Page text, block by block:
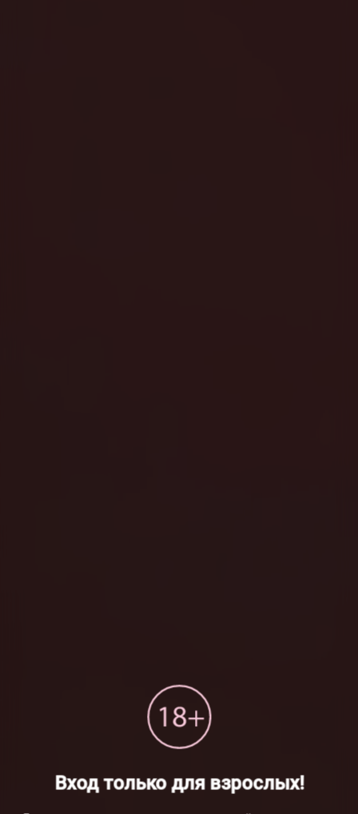
Вход только для взрослых!